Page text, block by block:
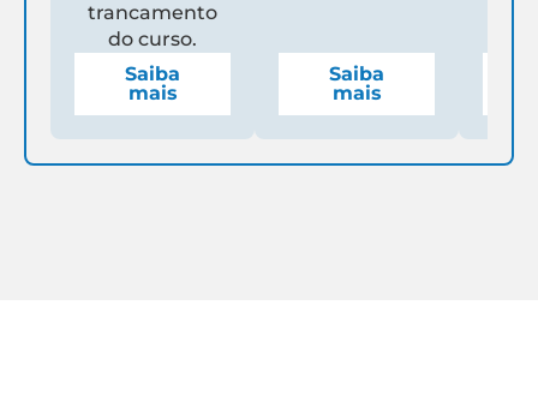
trancamento
do curso.
Saiba
mais
Saiba
mais